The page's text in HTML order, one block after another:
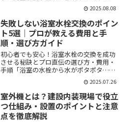
引越しは、多くの経営者やご担当者さま
にとって初めての経験かもしれません。
「どれくらい費用がかかるの？」「手続
きは何から始めれば良いの...
2025.08.08
失敗しない浴室水栓交換のポイン
ト5選｜プロが教える費用と手
順・選び方ガイド
初心者でも安心！浴室水栓の交換を成功
させる秘訣とプロ直伝の選び方・費用・
手順「浴室の水栓から水がポタポタ…」
「そろそろ新しい水栓に交換したいけれ
ど、DIYでやってみるのは不安…」こんな
悩みをお持ちではありませんか？水まわ
りのトラブルやリフォ...
2025.07.26
室外機とは？建設内装現場で役立
つ仕組み・設置のポイントと注意
点を徹底解説